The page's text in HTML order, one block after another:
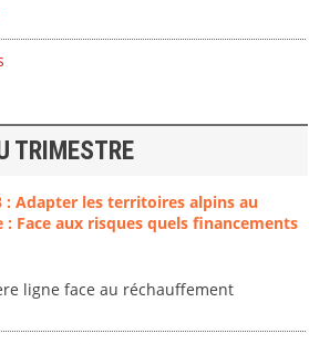
TRIMESTRE
: Adapter les territoires alpins au
Face aux risques quels financements
ligne face au réchauffement